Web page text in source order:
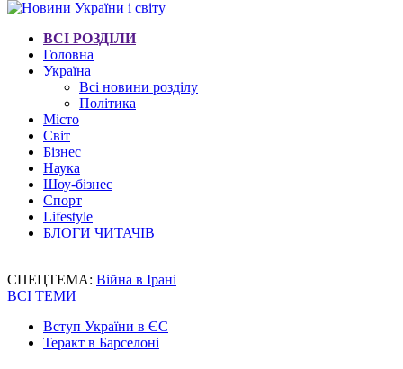
ВСІ РОЗДІЛИ
Головна
Україна
Всі новини розділу
Політика
Місто
Світ
Бізнес
Наука
Шоу-бізнес
Спорт
Lifestyle
БЛОГИ ЧИТАЧІВ
СПЕЦТЕМА: Війна в Ірані
ВСІ ТЕМИ
Вступ України в ЄС
Теракт в Барселоні